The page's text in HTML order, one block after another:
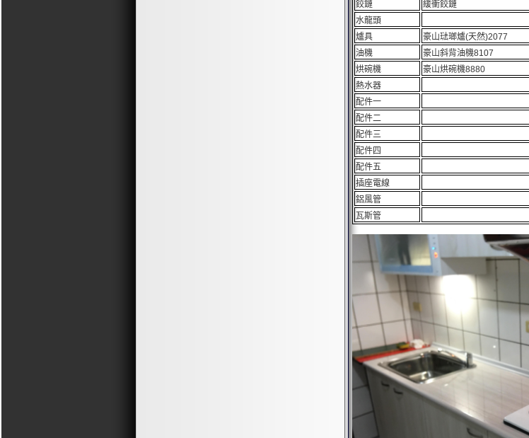
鉸鏈
緩衝鉸鏈
水龍頭
爐具
豪山琺瑯爐(天然)2077
油機
豪山斜背油機8107
烘碗機
豪山烘碗機8880
熱水器
配件一
配件二
配件三
配件四
配件五
插座電線
鋁風管
瓦斯管